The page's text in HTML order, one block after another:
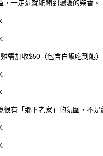
一走近就能聞到濃濃的柴香。
需加收$50（包含白飯吃到飽）
有「鄉下老家」的氛圍，不